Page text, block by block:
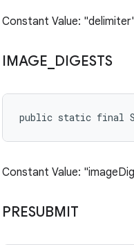
Constant Value:
IMAGE DIGESTS
public static final
Constant Value:
PRESUBMIT